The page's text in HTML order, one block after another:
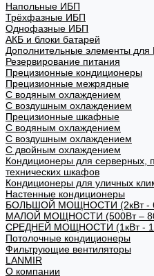
Напольные ИБП
Трёхфазные ИБП
Однофазные ИБП
АКБ и блоки батарей
Дополнительные элементы
Резервирование питания
Прецизионные кондиционеры
Прецизионные межрядные
С водяным охлаждением
С воздушным охлаждением
Прецизионные шкафные
С водяным охлаждением
С воздушным охлаждением
С двойным охлаждением
Кондиционеры для серверных,
технических шкафов
Кондиционеры для уличных
Настенные кондиционеры
БОЛЬШОЙ МОЩНОСТИ (2кВт -
МАЛОЙ МОЩНОСТИ (500Вт –
СРЕДНЕЙ МОЩНОСТИ (1кВт -
Потолочные кондиционеры
Фильтрующие вентиляторы
LANMIR
О компании